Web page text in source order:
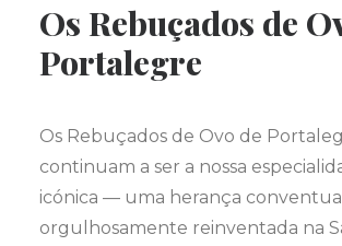
Os Rebuçados de
Portalegre
Os Rebuçados de Ovo de
continuam a ser a nossa
icónica — uma herança
orgulhosamente reinventada na